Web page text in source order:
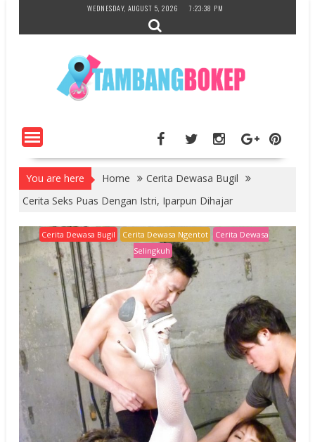
content
WEDNESDAY, AUGUST 5, 2026 7:23:40 PM
You are here Home
Cerita Dewasa Bugil
Cerita Seks Puas Dengan Istri, Iparpun Dihajar
Cerita Dewasa Bugil Cerita Dewasa Ngentot
Cerita Dewasa
Selingkuh